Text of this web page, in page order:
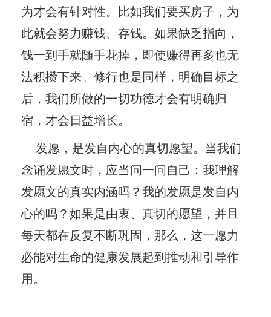
为才会有针对性。比如我们要买房子，为
此就会努力赚钱、存钱。如果缺乏指向，
钱一到手就随手花掉，即使赚得再多也无
法积攒下来。修行也是同样，明确目标之
后，我们所做的一切功德才会有明确归
宿，才会日益增长。
发愿，是发自内心的真切愿望。当我们
念诵发愿文时，应当问一问自己：我理解
发愿文的真实内涵吗？我的发愿是发自内
心的吗？如果是由衷、真切的愿望，并且
每天都在反复不断巩固，那么，这一愿力
必能对生命的健康发展起到推动和引导作
用。